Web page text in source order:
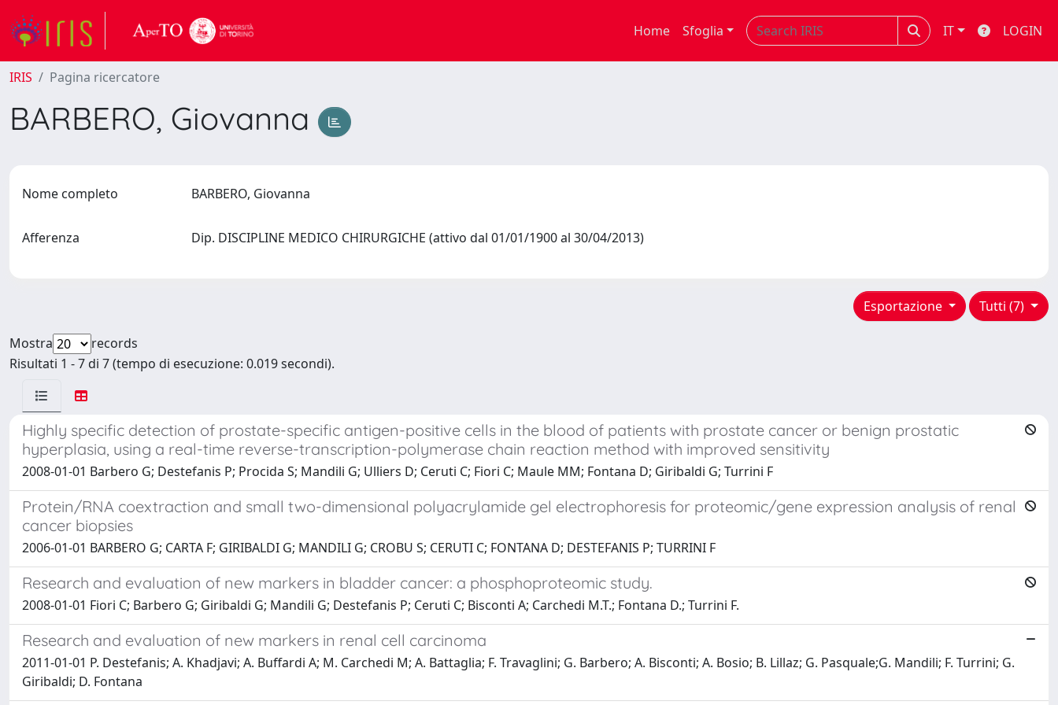
Home Sfoglia IT LOGIN
IRIS Pagina ricercatore
BARBERO, Giovanna
Nome completo BARBERO, Giovanna
Afferenza Dip. DISCIPLINE MEDICO CHIRURGICHE (attivo dal 01/01/1900 al 30/04/2013)
Tutti (7)
Esportazione
Mostra
records
Risultati 1 - 7 di 7 (tempo di esecuzione: 0.019 secondi).
Highly specific detection of prostate-specific antigen-positive cells in the blood of patients with prostate cancer or benign prostatic
hyperplasia, using a real-time reverse-transcription-polymerase chain reaction method with improved sensitivity
2008-01-01 Barbero G; Destefanis P; Procida S; Mandili G; Ulliers D; Ceruti C; Fiori C; Maule MM; Fontana D; Giribaldi G; Turrini F
Protein/RNA coextraction and small two-dimensional polyacrylamide gel electrophoresis for proteomic/gene expression analysis of renal
cancer biopsies
2006-01-01 BARBERO G; CARTA F; GIRIBALDI G; MANDILI G; CROBU S; CERUTI C; FONTANA D; DESTEFANIS P; TURRINI F
Research and evaluation of new markers in bladder cancer: a phosphoproteomic study.
2008-01-01 Fiori C; Barbero G; Giribaldi G; Mandili G; Destefanis P; Ceruti C; Bisconti A; Carchedi M.T.; Fontana D.; Turrini F.
Research and evaluation of new markers in renal cell carcinoma
2011-01-01 P. Destefanis; A. Khadjavi; A. Buffardi A; M. Carchedi M; A. Battaglia; F. Travaglini; G. Barbero; A. Bisconti; A. Bosio; B. Lillaz; G. Pasquale;G. Mandili; F. Turrini; G.
Giribaldi; D. Fontana